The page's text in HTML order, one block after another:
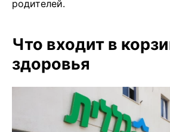
родителей.
Что входит в
здоровья